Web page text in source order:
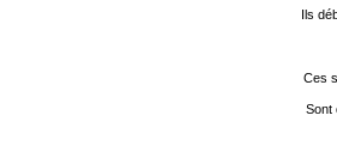
Ils
Ces
Sont